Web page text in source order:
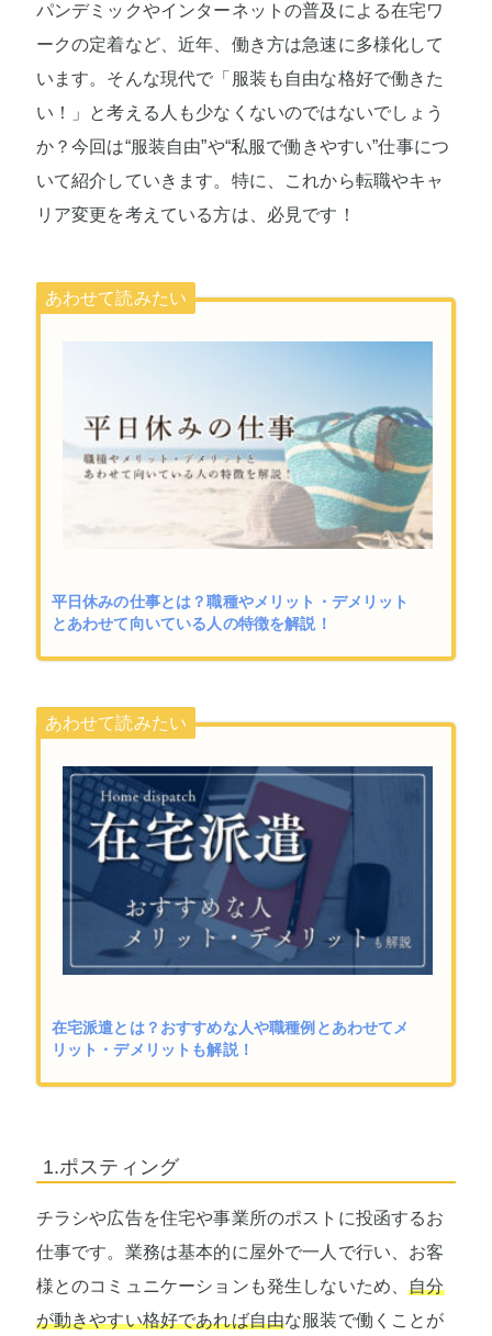
パンデミックやインターネットの普及による在宅ワ
ークの定着など、近年、働き方は急速に多様化して
います。そんな現代で「服装も自由な格好で働きた
い！」と考える人も少なくないのではないでしょう
か？今回は“服装自由”や“私服で働きやすい”仕事につ
いて紹介していきます。特に、これから転職やキャ
リア変更を考えている方は、必見です！
平日休みの仕事とは？職種やメリット・デメリット
とあわせて向いている人の特徴を解説！
在宅派遣とは？おすすめな人や職種例とあわせてメ
リット・デメリットも解説！
1.ポスティング
チラシや広告を住宅や事業所のポストに投函するお
仕事です。業務は基本的に屋外で一人で行い、お客
様とのコミュニケーションも発生しないため、自分
が動きやすい格好であれば自由な服装で働くことが